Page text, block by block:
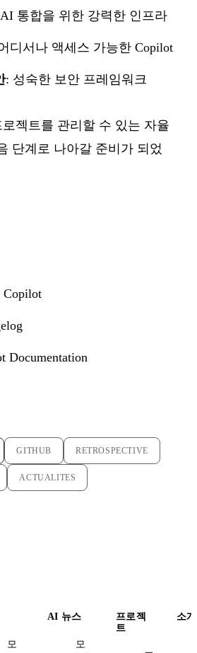
통합을 위한 강력한 인프라
디서나 액세스 가능한 Copilot
: 성숙한 보안 프레임워크
젝트를 관리할 수 있는 자율
단계로 나아갈 준비가 되었
Copilot
Documentation
GITHUB RETROSPECTIVE
ACTUALITES
모
AI 뉴스
모
프로젝
트
소개